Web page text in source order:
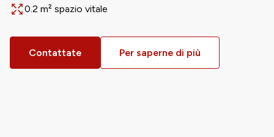
Surface
0.2 m² spazio vitale
Contattate Per saperne di più